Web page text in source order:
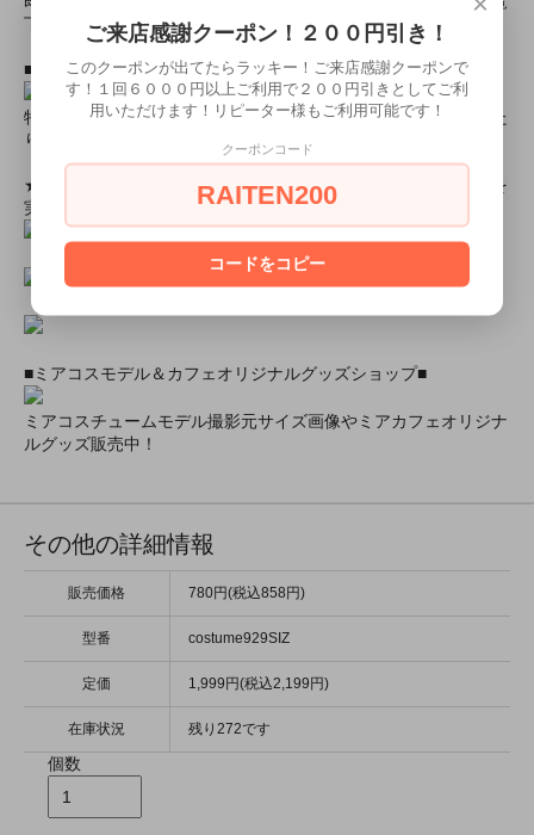
下さいませ。
■とにかく安くて高品質な商品が欲しい！という方■
特別割引商品を掲載しています！最大８０％引きの商品もあった
りします！
★ミアカフェ・ミアリラではミアコス衣装を着用したイベントを
実施中★
■ミアコスモデル＆カフェオリジナルグッズショップ■
ミアコスチュームモデル撮影元サイズ画像やミアカフェオリジナ
ルグッズ販売中！
その他の詳細情報
販売価格 780円(税込858円)
型番 costume929SIZ
定価 1,999円(税込2,199円)
在庫状況 残り272です
個数
ご来店感謝クーポン！２００円引き！
このクーポンが出てたらラッキー！ご来店感謝クーポンで
す！１回６０００円以上ご利用で２００円引きとしてご利
用いただけます！リピーター様もご利用可能です！
クーポンコード
RAITEN200
コードをコピー